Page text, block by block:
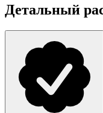
Детальный